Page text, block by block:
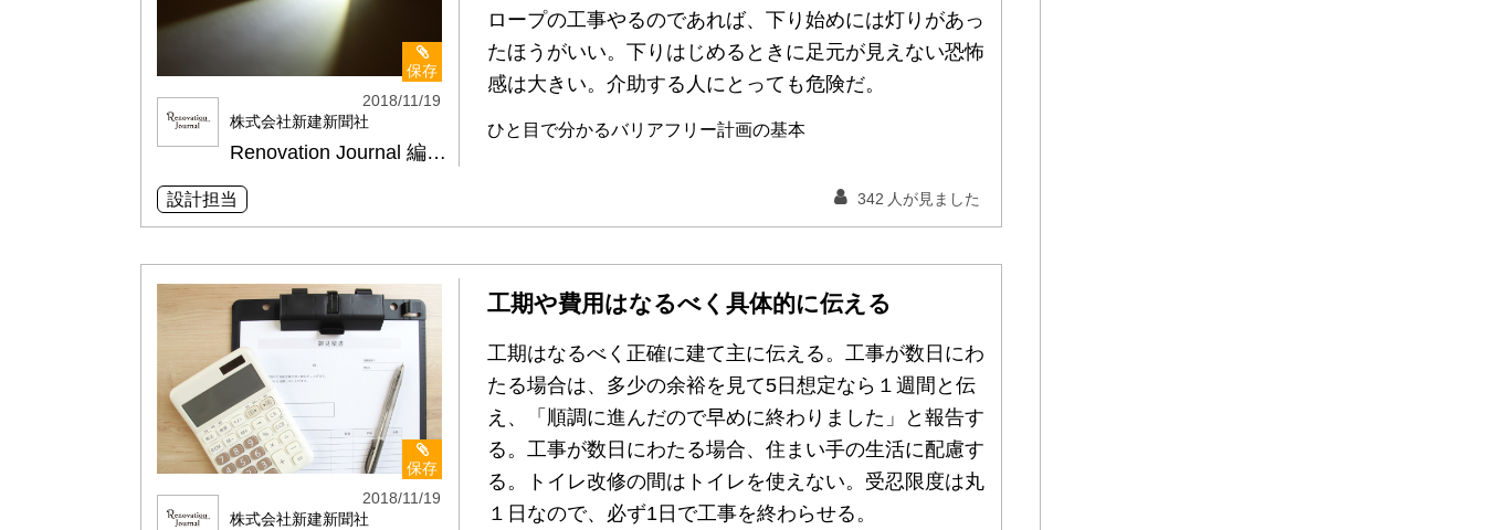
保存
2018/11/19
株式会社新建新聞社
Renovation Journal 編集部
ロープの工事やるのであれば、下り始めには灯りがあっ
たほうがいい。下りはじめるときに足元が見えない恐怖
感は大きい。介助する人にとっても危険だ。
ひと目で分かるバリアフリー計画の基本
設計担当 342 人が見ました
保存
2018/11/19
株式会社新建新聞社
工期や費用はなるべく具体的に伝える
工期はなるべく正確に建て主に伝える。工事が数日にわ
たる場合は、多少の余裕を見て5日想定なら１週間と伝
え、「順調に進んだので早めに終わりました」と報告す
る。工事が数日にわたる場合、住まい手の生活に配慮す
る。トイレ改修の間はトイレを使えない。受忍限度は丸
１日なので、必ず1日で工事を終わらせる。